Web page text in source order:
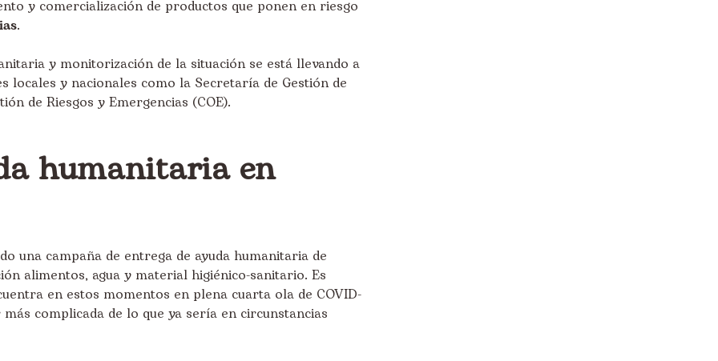
y comercialización de productos que ponen en riesgo
.
y monitorización de la situación se está llevando a
locales y nacionales como la Secretaría de Gestión de
de Riesgos y Emergencias (COE).
humanitaria en
una campaña de entrega de ayuda humanitaria de
alimentos, agua y material higiénico-sanitario. Es
en estos momentos en plena cuarta ola de COVID-
complicada de lo que ya sería en circunstancias